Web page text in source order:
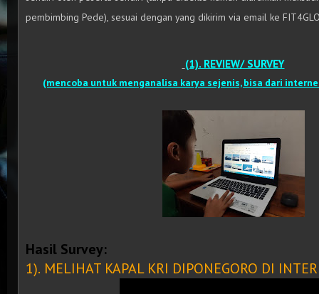
pembimbing Pede), sesuai dengan yang dikirim via email ke
(1). REVIEW/ SURVEY
(mencoba untuk menganalisa karya sejenis, bisa dari
Hasil Survey:
1). MELIHAT KAPAL KRI DIPONEGORO DI